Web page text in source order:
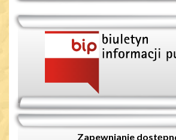
Zapewnianie